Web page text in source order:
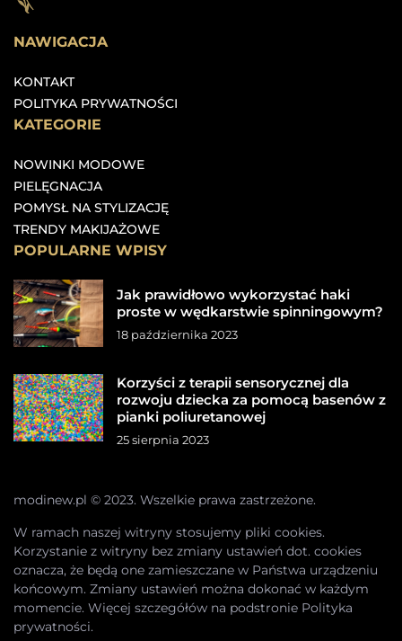
NAWIGACJA
KONTAKT
POLITYKA PRYWATNOŚCI
KATEGORIE
NOWINKI MODOWE
PIELĘGNACJA
POMYSŁ NA STYLIZACJĘ
TRENDY MAKIJAŻOWE
POPULARNE WPISY
Jak prawidłowo wykorzystać haki
proste w wędkarstwie spinningowym?
18 października 2023
Korzyści z terapii sensorycznej dla
rozwoju dziecka za pomocą basenów z
pianki poliuretanowej
25 sierpnia 2023
modinew.pl © 2023. Wszelkie prawa zastrzeżone.
W ramach naszej witryny stosujemy pliki cookies.
Korzystanie z witryny bez zmiany ustawień dot. cookies
oznacza, że będą one zamieszczane w Państwa urządzeniu
końcowym. Zmiany ustawień można dokonać w każdym
momencie. Więcej szczegółów na podstronie Polityka
prywatności.